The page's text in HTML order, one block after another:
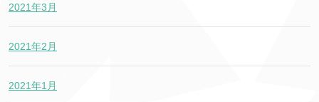
2021年3月
2021年2月
2021年1月